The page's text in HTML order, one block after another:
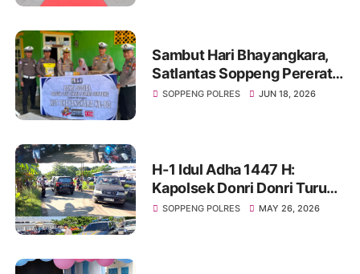
Sambut Hari Bhayangkara,
Satlantas Soppeng Pererat
Silaturahmi Lewat Berbagi
SOPPENG POLRES JUN 18, 2026
H-1 Idul Adha 1447 H:
Kapolsek Donri Donri Turun
Langsung Amankan Pasar
SOPPENG POLRES MAY 26, 2026